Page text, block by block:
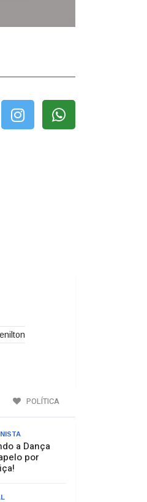
POLÍTICA
a Dança
por